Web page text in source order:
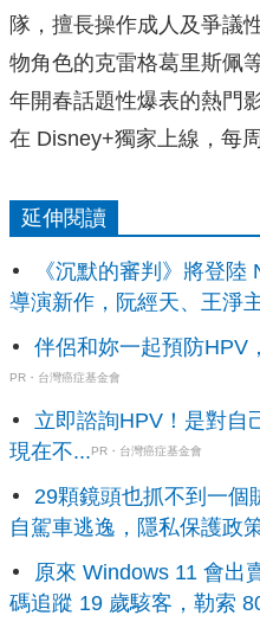
隊， 擅長操作成人及爭議
物角色的克雷格葛里斯佩
年開春話題性爆表的熱門
在 Disney+獨家上線，每
延伸閱讀
《沉默的審判》將登陸
導演新作，阮經天、王淨
伴侶和妳一起預防HPV
PR・台灣癌症基金會
立即諮詢HPV！是對自
現在不...PR・台灣癌症基金會
29顆鏡頭也抓不到一個
自駕車逃逸，隱私保護政
原來 Windows 11 會出
碼追蹤 19 歲駭客，勒索